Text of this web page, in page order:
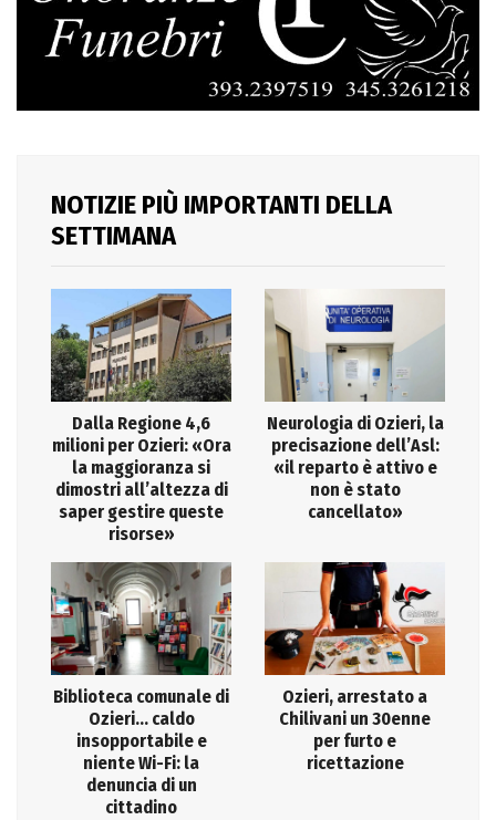
NOTIZIE PIÙ IMPORTANTI DELLA
SETTIMANA
Dalla Regione 4,6
milioni per Ozieri: «Ora
la maggioranza si
dimostri all’altezza di
saper gestire queste
risorse»
Neurologia di Ozieri, la
precisazione dell’Asl:
«il reparto è attivo e
non è stato
cancellato»
Biblioteca comunale di
Ozieri… caldo
insopportabile e
niente Wi-Fi: la
denuncia di un
cittadino
Ozieri, arrestato a
Chilivani un 30enne
per furto e
ricettazione